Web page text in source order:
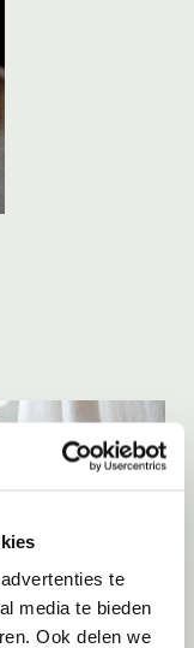
te
media te bieden
Ook delen we